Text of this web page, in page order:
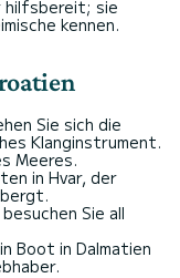
hilfsbereit; sie
kennen.
Sie sich die
Klanginstrument.
Meeres.
in Hvar, der
Sie all
Boot in Dalmatien